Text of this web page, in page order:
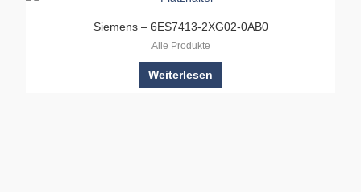
Siemens – 6ES7413-2XG02-0AB0
Alle Produkte
Weiterlesen